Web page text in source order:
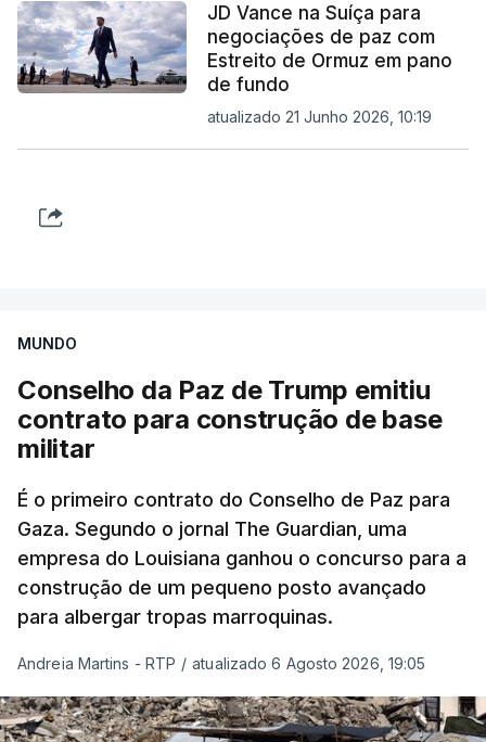
JD Vance na Suíça para
negociações de paz com
Estreito de Ormuz em pano
de fundo
atualizado 21 Junho 2026, 10:19
MUNDO
Conselho da Paz de Trump emitiu
contrato para construção de base
militar
É o primeiro contrato do Conselho de Paz para
Gaza. Segundo o jornal The Guardian, uma
empresa do Louisiana ganhou o concurso para a
construção de um pequeno posto avançado
para albergar tropas marroquinas.
Andreia Martins - RTP / atualizado 6 Agosto 2026, 19:05